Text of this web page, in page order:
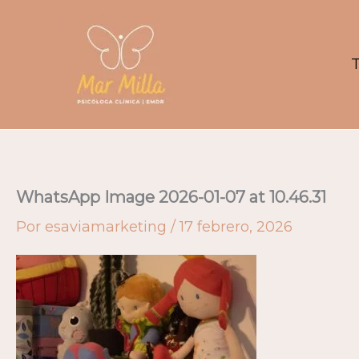
WhatsApp Image 2026-01-07 at 10.46.31
Por esaviamarketing / 17 febrero, 2026